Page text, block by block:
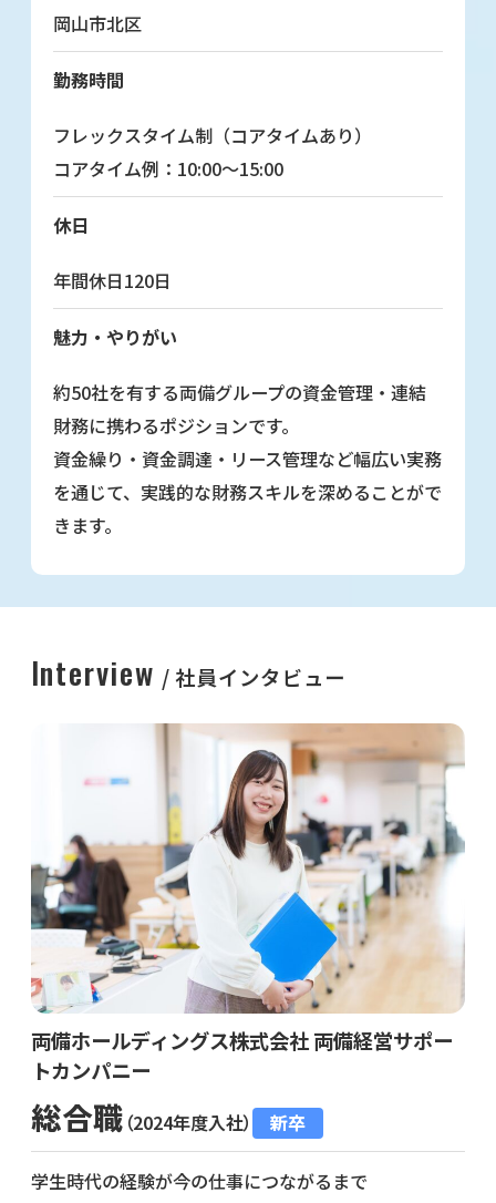
岡山市北区
勤務時間
フレックスタイム制（コアタイムあり）
コアタイム例：10:00～15:00
休日
年間休日120日
魅力・やりがい
約50社を有する両備グループの資金管理・連結
財務に携わるポジションです。
資金繰り・資金調達・リース管理など幅広い実務
を通じて、実践的な財務スキルを深めることがで
きます。
Interview 社員インタビュー
両備ホールディングス株式会社 両備経営サポー
トカンパニー
総合職 （2024年度入社） 新卒
学生時代の経験が今の仕事につながるまで